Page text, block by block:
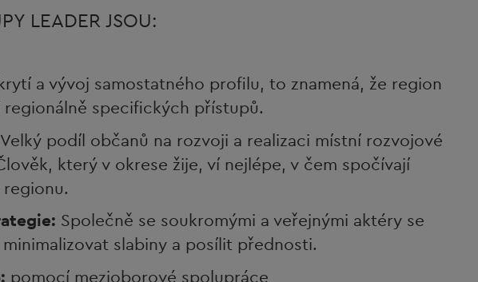
LEADER JSOU:
a vývoj samostatného profilu, to znamená, že region
specifických přístupů.
Velký podíl občanů na rozvoji a realizaci místní rozvojové
který v okrese žije, ví nejlépe, v čem spočívají
Společně se soukromými a veřejnými aktéry se
slabiny a posílit přednosti.
pomocí mezioborové spolupráce